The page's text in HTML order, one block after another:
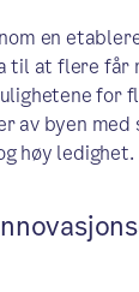
en
til at flere får
for
av byen med
høy ledighet.